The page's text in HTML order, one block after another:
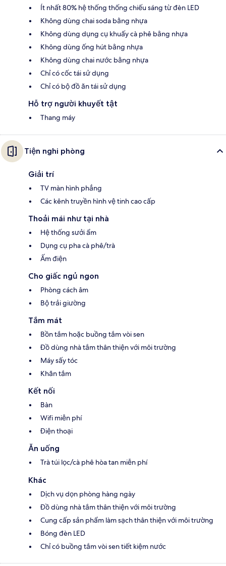
Ít nhất 80% hệ thống thống chiếu sáng từ đèn LED
Không dùng chai soda bằng nhựa
Không dùng dụng cụ khuấy cà phê bằng nhựa
Không dùng ống hút bằng nhựa
Không dùng chai nước bằng nhựa
Chỉ có cốc tái sử dụng
Chỉ có bộ đồ ăn tái sử dụng
Hỗ trợ người khuyết tật
Thang máy
Tiện nghi phòng
Giải trí
TV màn hình phẳng
Các kênh truyền hình vệ tinh cao cấp
Thoải mái như tại nhà
Hệ thống sưởi ẩm
Dụng cụ pha cà phê/trà
Ấm điện
Cho giấc ngủ ngon
Phòng cách âm
Bộ trải giường
Tắm mát
Bồn tắm hoặc buồng tắm vòi sen
Đồ dùng nhà tắm thân thiện với môi trường
Máy sấy tóc
Khăn tắm
Kết nối
Bàn
Wifi miễn phí
Điện thoại
Ăn uống
Trà túi lọc/cà phê hòa tan miễn phí
Khác
Dịch vụ dọn phòng hàng ngày
Đồ dùng nhà tắm thân thiện với môi trường
Cung cấp sản phẩm làm sạch thân thiện với môi trường
Bóng đèn LED
Chỉ có buồng tắm vòi sen tiết kiệm nước